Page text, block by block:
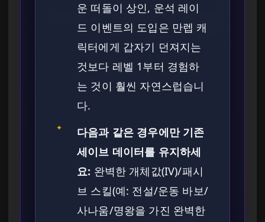
운 떠돌이 상인, 운석 레이
드 이벤트의 도입은 만렙 캐
릭터에게 갑자기 던져지는
것보다 레벨 1부터 경험하
는 것이 훨씬 자연스럽습니
다.
✦
다음과 같은 경우에만 기존
세이브 데이터를 유지하세
요: 완벽한 개체값(IV)/패시
브 스킬(예: 전설/운동 바보/
사나움/명왕을 가진 완벽한